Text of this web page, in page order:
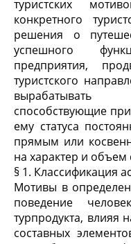
туристских
конкретного
решения о
успешного
предприятия,
туристского
вырабатывать
способствующие
ему статуса
прямым или
на характер и объем
§ 1. Классификация
Мотивы в
поведение
турпродукта, влияя
составных